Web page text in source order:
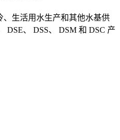
生活用水生产和其他水基供
DSE、 DSS、 DSM 和 DSC 产